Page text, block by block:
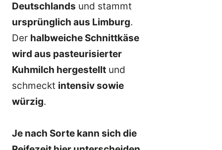
Deutschlands und stammt
ursprünglich aus Limburg.
Der halbweiche Schnittkäse
wird aus pasteurisierter
Kuhmilch hergestellt und
schmeckt intensiv sowie
würzig.
Je nach Sorte kann sich die